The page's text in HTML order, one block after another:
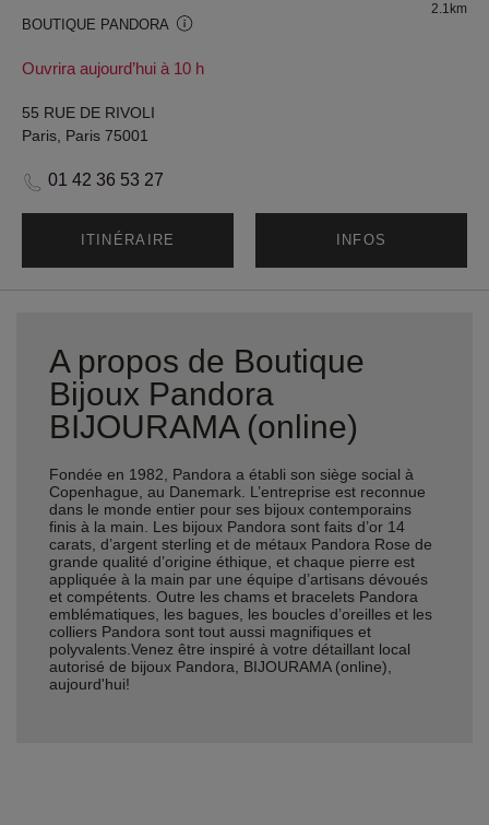
BOUTIQUE PANDORA
Ouvrira aujourd’hui à 10 h
2.1km
55 RUE DE RIVOLI
Paris, Paris 75001
01 42 36 53 27
ITINÉRAIRE INFOS
A propos de Boutique
Bijoux Pandora
BIJOURAMA (online)
Fondée en 1982, Pandora a établi son siège social à
Copenhague, au Danemark. L’entreprise est reconnue
dans le monde entier pour ses bijoux contemporains
finis à la main. Les bijoux Pandora sont faits d’or 14
carats, d’argent sterling et de métaux Pandora Rose de
grande qualité d’origine éthique, et chaque pierre est
appliquée à la main par une équipe d’artisans dévoués
et compétents. Outre les chams et bracelets Pandora
emblématiques, les bagues, les boucles d’oreilles et les
colliers Pandora sont tout aussi magnifiques et
polyvalents.Venez être inspiré à votre détaillant local
autorisé de bijoux Pandora, BIJOURAMA (online),
aujourd'hui!